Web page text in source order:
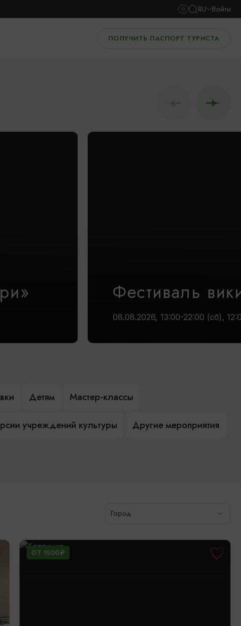
RU Войти
ПОЛУЧИТЬ ПАСПОРТ ТУРИСТА
Фестиваль
08.08.2026, 13:00-22:00 (сб),
Детям Мастер-классы
учреждений культуры Другие мероприятия
Город
ОТ 1500₽